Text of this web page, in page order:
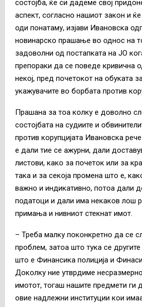
состојба, ќе си дадеме свој
аспект, согласно нашиот закон и
оди понатаму, изјави Ивановска
новинарско прашање во однос на
задоволни од постапката на ЈО
препораки да се поведе кривична
некој, пред почетокот на обуката
укажувачите во борбата против
Прашана за тоа колку е доволно
состојбата на судиите и
против корупцијата Ивановска
е дали тие се ажурни, дали
листови, како за почеток или за
така и за секоја промена што е,
важно и индикативно, потоа дали
податоци и дали има некаков лош
примања и нивниот стекнат имот.
– Треба малку поконкретно да се
проблем, затоа што тука се
што е Финансика полиција и
Доколку ние утврдиме
имотот, тогаш нашите предмети ги
овие надлежни институции кои